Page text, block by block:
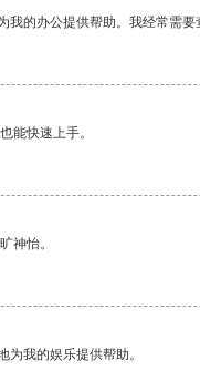
的办公提供帮助。我经常需
能快速上手。
神怡。
我的娱乐提供帮助。